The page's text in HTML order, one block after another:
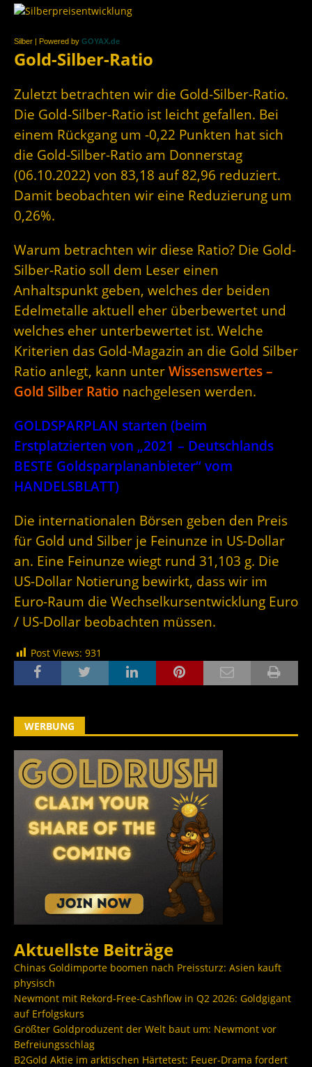
Silber | Powered by GOYAX.de
Gold-Silber-Ratio
Zuletzt betrachten wir die Gold-Silber-Ratio.
Die Gold-Silber-Ratio ist leicht gefallen. Bei
einem Rückgang um -0,22 Punkten hat sich
die Gold-Silber-Ratio am Donnerstag
(06.10.2022) von 83,18 auf 82,96 reduziert.
Damit beobachten wir eine Reduzierung um
0,26%.
Warum betrachten wir diese Ratio? Die Gold-
Silber-Ratio soll dem Leser einen
Anhaltspunkt geben, welches der beiden
Edelmetalle aktuell eher überbewertet und
welches eher unterbewertet ist. Welche
Kriterien das Gold-Magazin an die Gold Silber
Ratio anlegt, kann unter Wissenswertes –
Gold Silber Ratio nachgelesen werden.
GOLDSPARPLAN starten (beim
Erstplatzierten von „2021 – Deutschlands
BESTE Goldsparplananbieter“ vom
HANDELSBLATT)
Die internationalen Börsen geben den Preis
für Gold und Silber je Feinunze in US-Dollar
an. Eine Feinunze wiegt rund 31,103 g. Die
US-Dollar Notierung bewirkt, dass wir im
Euro-Raum die Wechselkursentwicklung Euro
/ US-Dollar beobachten müssen.
Post Views: 931
WERBUNG
Aktuellste Beiträge
Chinas Goldimporte boomen nach Preissturz: Asien kauft
physisch
Newmont mit Rekord-Free-Cashflow in Q2 2026: Goldgigant
auf Erfolgskurs
Größter Goldproduzent der Welt baut um: Newmont vor
Befreiungsschlag
B2Gold Aktie im arktischen Härtetest: Feuer-Drama fordert